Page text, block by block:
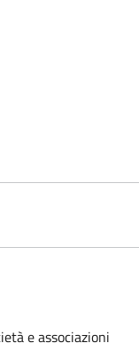
e associazioni